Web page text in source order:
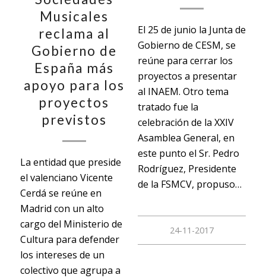
Musicales
reclama al
Gobierno de
España más
apoyo para los
proyectos
previstos
La entidad que preside
el valenciano Vicente
Cerdá se reúne en
Madrid con un alto
cargo del Ministerio de
Cultura para defender
los intereses de un
colectivo que agrupa a
El 25 de junio la Junta de
Gobierno de CESM, se
reúne para cerrar los
proyectos a presentar
al INAEM. Otro tema
tratado fue la
celebración de la XXIV
Asamblea General, en
este punto el Sr. Pedro
Rodríguez, Presidente
de la FSMCV, propuso…
24-11-2017